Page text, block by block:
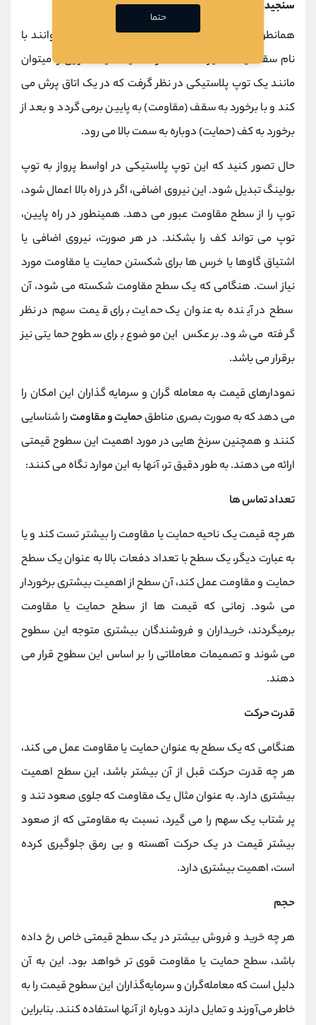
سنجیدن اهمیت مناطق حمایتی و مقاومتی
همانطور که گفته شد، مناطق حمایتی و مقاومتی می توانند با
نام سقف یا کف نیز شناخته شوند. قیمت یک دارایی را میتوان
مانند یک توپ پلاستیکی در نظر گرفت که در یک اتاق پرش می
کند و با برخورد به سقف (مقاومت) به پایین برمی گردد و بعد از
برخورد به کف (حمایت) دوباره به سمت بالا می رود.
حال تصور کنید که این توپ پلاستیکی در اواسط پرواز به توپ
بولینگ تبدیل شود. این نیروی اضافی، اگر در راه بالا اعمال شود،
توپ را از سطح مقاومت عبور می دهد. همینطور در راه پایین،
توپ می تواند کف را بشکند. در هر صورت، نیروی اضافی یا
اشتیاق گاوها یا خرس ها برای شکستن حمایت یا مقاومت مورد
نیاز است. هنگامی که یک سطح مقاومت شکسته می شود، آن
سطح در آینده به عنوان یک حمایت برای قیمت سهم در نظر
گرفته می شود. برعکس این موضوع برای سطوح حمایتی نیز
برقرار می باشد.
نمودارهای قیمت به معامله گران و سرمایه گذاران این امکان را
می دهد که به صورت بصری مناطقحمایت و مقاومترا شناسایی
کنند و همچنین سرنخ هایی در مورد اهمیت این سطوح قیمتی
ارائه می دهند. به طور دقیق تر، آنها به این موارد نگاه می کنند:
تعداد تماس ها
هر چه قیمت یک ناحیه حمایت یا مقاومت را بیشتر تست کند و یا
به عبارت دیگر، یک سطح با تعداد دفعات بالا به عنوان یک سطح
حمایت و مقاومت عمل کند، آن سطح از اهمیت بیشتری برخوردار
می شود. زمانی که قیمت ها از سطح حمایت یا مقاومت
برمیگردند، خریداران و فروشندگان بیشتری متوجه این سطوح
می شوند و تصمیمات معاملاتی را بر اساس این سطوح قرار می
دهند.
قدرت حرکت
هنگامی که یک سطح به عنوان حمایت یا مقاومت عمل می کند،
هر چه قدرت حرکت قبل از آن بیشتر باشد، این سطح اهمیت
بیشتری دارد. به عنوان مثال یک مقاومت که جلوی صعود تند و
پر شتاب یک سهم را می گیرد، نسبت به مقاومتی که از صعود
بیشتر قیمت در یک حرکت آهسته و بی رمق جلوگیری کرده
است، اهمیت بیشتری دارد.
حجم
هر چه خرید و فروش بیشتر در یک سطح قیمتی خاص رخ داده
باشد، سطح حمایت یا مقاومت قوی تر خواهد بود. این به آن
دلیل است که معامله‌گران و سرمایه‌گذاران این سطوح قیمت را به
خاطر می‌آورند و تمایل دارند دوباره از آنها استفاده کنند. بنابراین
حتما